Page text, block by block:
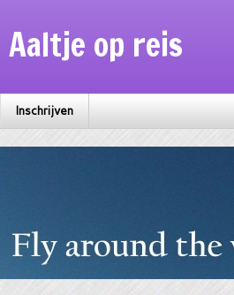
Aaltje op reis
Inschrijven